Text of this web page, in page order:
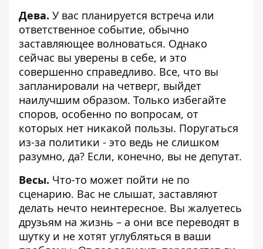
Дева. У вас планируется встреча или
ответственное событие, обычно
заставляющее волноваться. Однако
сейчас вы уверены в себе, и это
совершенно справедливо. Все, что вы
запланировали на четверг, выйдет
наилучшим образом. Только избегайте
споров, особенно по вопросам, от
которых нет никакой пользы. Поругаться
из-за политики - это ведь не слишком
разумно, да? Если, конечно, вы не депутат.
Весы. Что-то может пойти не по
сценарию. Вас не слышат, заставляют
делать нечто неинтересное. Вы жалуетесь
друзьям на жизнь – а они все переводят в
шутку и не хотят углубляться в ваши